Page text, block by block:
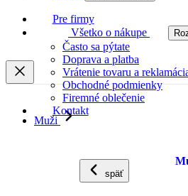
Pre firmy
Všetko o nákupe
Často sa pýtate
Doprava a platba
Vrátenie tovaru a
Obchodné podmienky
Firemné oblečenie
Kontakt
Muži
späť